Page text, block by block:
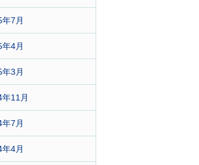
7月
4月
3月
年11月
7月
4月